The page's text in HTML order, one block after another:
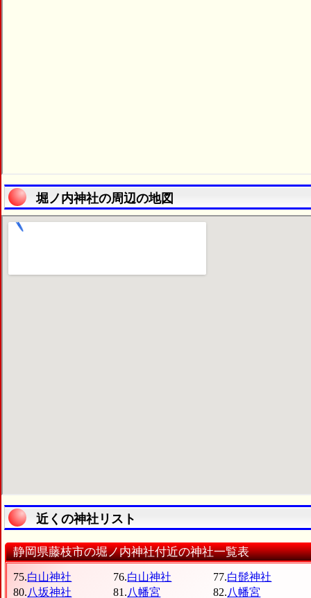
堀ノ内神社の周辺の地図
近くの神社リスト
静岡県藤枝市の堀ノ内神社付近の神社一覧表
75.白山神社 76.白山神社 77.白髭神社
80.八坂神社 81.八幡宮 82.八幡宮